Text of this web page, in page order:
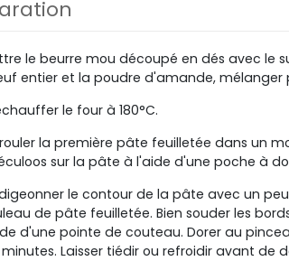
le beurre mou découpé en dés avec le
entier et la poudre d'amande,
le four à 180°C.
la première pâte feuilletée dans un
sur la pâte à l'aide d'une poche à
le contour de la pâte avec un
de pâte feuilletée. Bien souder les
d'une pointe de couteau. Dorer au
Laisser tiédir ou refroidir avant de